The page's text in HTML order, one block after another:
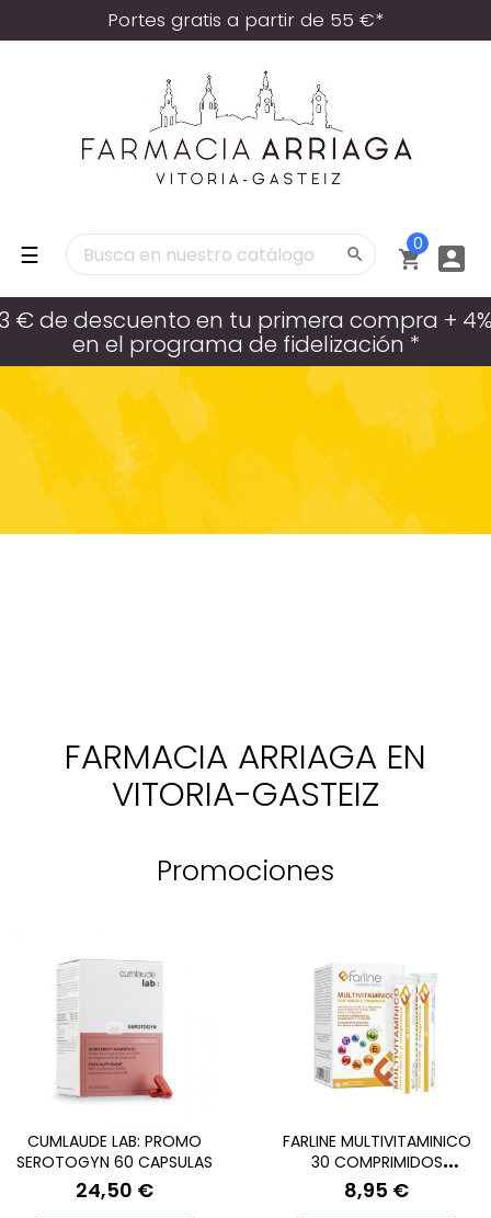
Portes gratis a partir de 55 €*
Navegación
palanca
☰  
0 
€ de descuento en tu primera compra +
en el programa de fidelización *
FARMACIA ARRIAGA EN
VITORIA-GASTEIZ
Promociones
CUMLAUDE LAB: PROMO
SEROTOGYN 60 CAPSULAS
Precio
24,50 €
FARLINE MULTIVITAMINICO
30 COMPRIMIDOS
EFERVESCENTES
Precio
8,95 €